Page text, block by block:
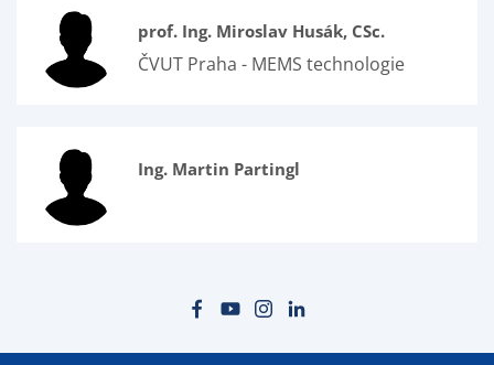
prof. Ing. Miroslav Husák, CSc.
ČVUT Praha - MEMS technologie
Ing. Martin Partingl